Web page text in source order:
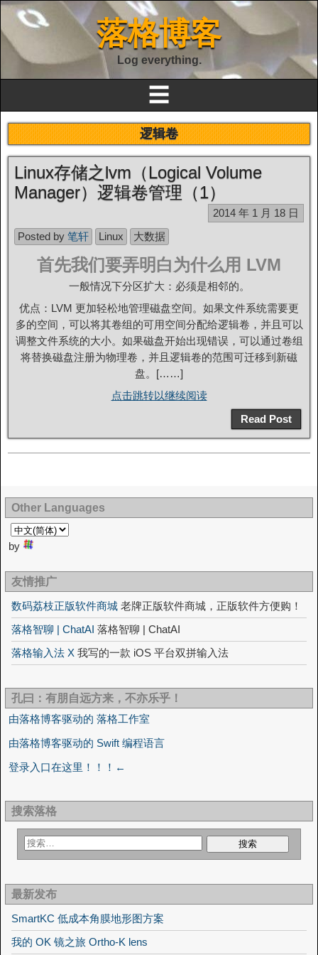
落格博客
Log everything.
☰
逻辑卷
Linux存储之lvm（Logical Volume
Manager）逻辑卷管理（1）
2014 年 1 月 18 日
Posted by 笔轩 Linux 大数据
首先我们要弄明白为什么用 LVM
一般情况下分区扩大：必须是相邻的。
优点：LVM 更加轻松地管理磁盘空间。如果文件系统需要更
多的空间，可以将其卷组的可用空间分配给逻辑卷，并且可以
调整文件系统的大小。如果磁盘开始出现错误，可以通过卷组
将替换磁盘注册为物理卷，并且逻辑卷的范围可迁移到新磁
盘。[……]
点击跳转以继续阅读
Read Post
Other Languages
by
友情推广
数码荔枝正版软件商城 老牌正版软件商城，正版软件方便购！
落格智聊 | ChatAI 落格智聊 | ChatAI
落格输入法 X 我写的一款 iOS 平台双拼输入法
孔曰：有朋自远方来，不亦乐乎！
由落格博客驱动的 落格工作室
由落格博客驱动的 Swift 编程语言
登录入口在这里！！！←
搜索落格
最新发布
SmartKC 低成本角膜地形图方案
我的 OK 镜之旅 Ortho-K lens